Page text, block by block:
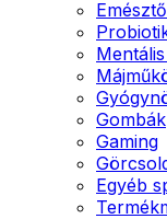
Gombák
Gaming
Egyéb